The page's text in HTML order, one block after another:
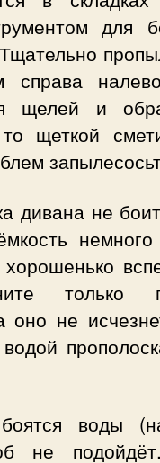
для
справа
щелей и
щеткой
дивана не
оно не
воды
не